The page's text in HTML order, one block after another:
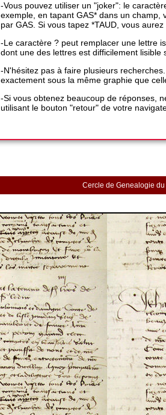
-Vous pouvez utiliser un "joker": le
exemple, en tapant GAS* dans un
par GAS. Si vous tapez *TAUD, vous
-Le caractère ? peut remplacer une lettre
dont une des lettres est difficilement lisible
-N'hésitez pas à faire plusieurs
exactement sous la même graphie que
-Si vous obtenez beaucoup de réponses,
utilisant le bouton "retour" de votre
Cercle de Genealogie